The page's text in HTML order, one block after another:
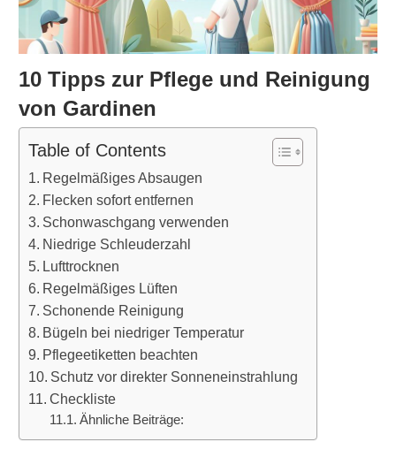
10 Tipps zur Pflege und Reinigung
von Gardinen
Table of Contents
Regelmäßiges Absaugen
Flecken sofort entfernen
Schonwaschgang verwenden
Niedrige Schleuderzahl
Lufttrocknen
Regelmäßiges Lüften
Schonende Reinigung
Bügeln bei niedriger Temperatur
Pflegeetiketten beachten
Schutz vor direkter Sonneneinstrahlung
Checkliste
Ähnliche Beiträge: